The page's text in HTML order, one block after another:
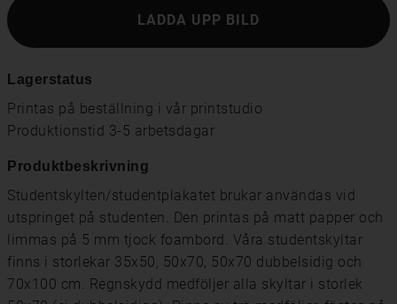
LADDA UPP BILD
Lagerstatus
Printas på beställning i vår printstudio
Produktionstid 3-5 arbetsdagar
Produktbeskrivning
Studentskylten/studentplakatet brukar användas vid
utspringet på studenten. Den printas på matt papper och
limmas på 5 mm tjock foambord. Våra studentskyltar
finns i storlekar 35x50, 50x70, 50x70 dubbelsidig och
70x100 cm. Regnskydd medföljer alla skyltar i storlek